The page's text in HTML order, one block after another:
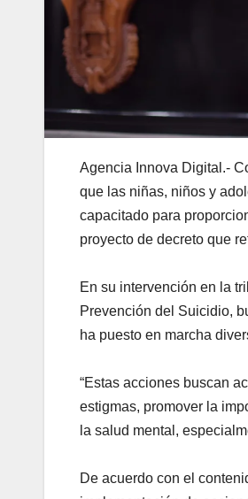
Agencia Innova Digital.-
que las niñas, niños y
capacitado para
proyecto de decreto que
En su intervención en la
Prevención del Suicidio,
ha puesto en marcha
“Estas acciones buscan
estigmas, promover la
la salud mental,
De acuerdo con el